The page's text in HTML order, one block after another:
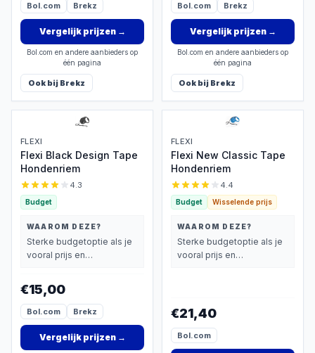
Bol.com Brekz
Vergelijk prijzen→
Bol.com en andere aanbieders op
één pagina
Ook bij Brekz
Bol.com Brekz
Vergelijk prijzen→
Bol.com en andere aanbieders op
één pagina
Ook bij Brekz
FLEXI
Flexi Black Design Tape
Hondenriem
4.3
Budget
WAAROM DEZE?
Sterke budgetoptie als je
vooral prijs en
€15,00
Bol.com Brekz
Vergelijk prijzen→
FLEXI
Flexi New Classic Tape
Hondenriem
4.4
Budget Wisselende prijs
WAAROM DEZE?
Sterke budgetoptie als je
vooral prijs en
€21,40
Bol.com